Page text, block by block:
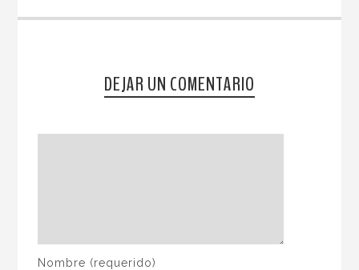
DEJAR UN COMENTARIO
Nombre (requerido)